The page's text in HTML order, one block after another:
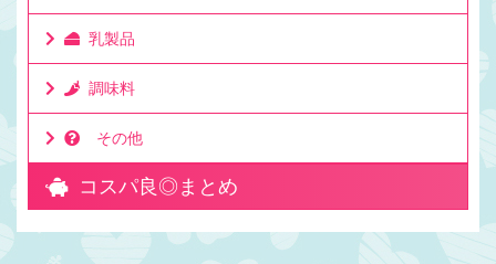
乳製品
調味料
その他
コスパ良◎まとめ